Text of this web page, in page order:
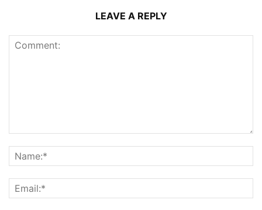
LEAVE A REPLY